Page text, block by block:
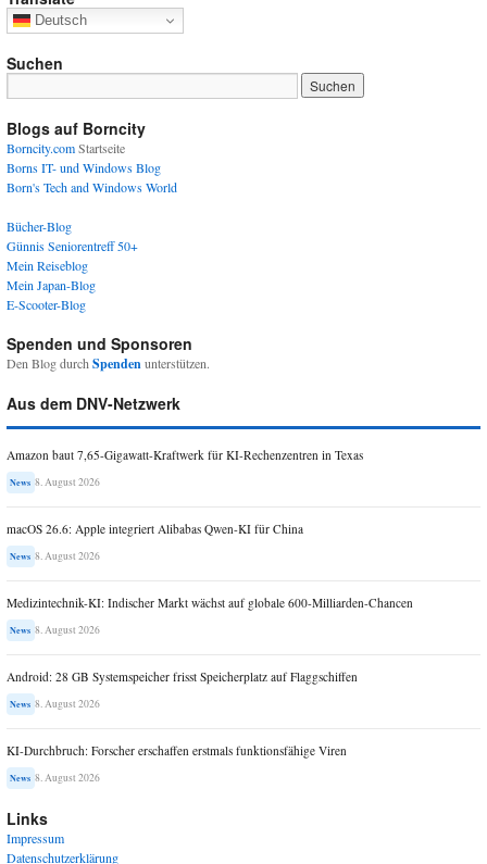
Deutsch
Suchen
Blogs auf Borncity
Borncity.comStartseite
Borns IT- und Windows Blog
Born's Tech and Windows World
Bücher-Blog
Günnis Seniorentreff 50+
Mein Reiseblog
Mein Japan-Blog
E-Scooter-Blog
Spenden und Sponsoren
Den Blog durchSpendenunterstützen.
Aus dem DNV-Netzwerk
Amazon baut 7,65-Gigawatt-Kraftwerk für KI-Rechenzentren in Texas
News 8. August 2026
macOS 26.6: Apple integriert Alibabas Qwen-KI für China
News 8. August 2026
Medizintechnik-KI: Indischer Markt wächst auf globale 600-Milliarden-Chancen
News 8. August 2026
Android: 28 GB Systemspeicher frisst Speicherplatz auf Flaggschiffen
News 8. August 2026
KI-Durchbruch: Forscher erschaffen erstmals funktionsfähige Viren
News 8. August 2026
Links
Impressum
Datenschutzerklärung